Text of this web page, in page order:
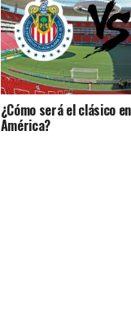
¿Cómo será el clásico
América?